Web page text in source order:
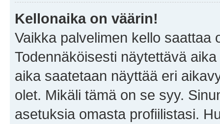
Kellonaika on väärin!
Vaikka palvelimen kello saattaa
Todennäköisesti näytettävä
aika saatetaan näyttää eri
olet. Mikäli tämä on se syy.
asetuksia omasta profiilistasi.